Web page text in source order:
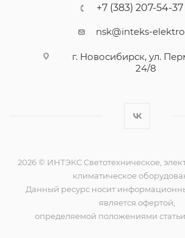
+7 (383) 207-54-37
nsk@inteks-
г. Новосибирск, ул.
24/8
2026 © ИНТЭКС Светотехническое,
климатическое
Данный ресурс носит
является офертой,
определяемой положениями